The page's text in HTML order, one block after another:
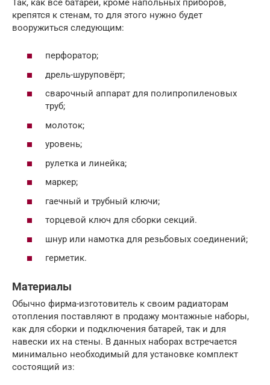
крепятся к стенам, то для этого нужно будет
вооружиться следующим:
перфоратор;
дрель-шуруповёрт;
сварочный аппарат для полипропиленовых
труб;
молоток;
уровень;
рулетка и линейка;
маркер;
гаечный и трубный ключи;
торцевой ключ для сборки секций.
шнур или намотка для резьбовых соединений;
герметик.
Материалы
Обычно фирма-изготовитель к своим радиаторам
отопления поставляют в продажу монтажные наборы,
как для сборки и подключения батарей, так и для
навески их на стены. В данных наборах встречается
минимально необходимый для установке комплект
состоящий из: